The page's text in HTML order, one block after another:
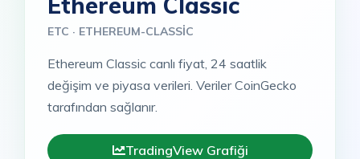
ETC · ETHEREUM-CLASSIC
Ethereum Classic canlı fiyat, 24 saatlik
değişim ve piyasa verileri. Veriler CoinGecko
tarafından sağlanır.
TradingView Grafiği